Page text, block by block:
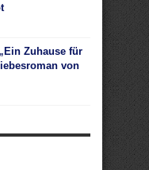
Zuhause für
von